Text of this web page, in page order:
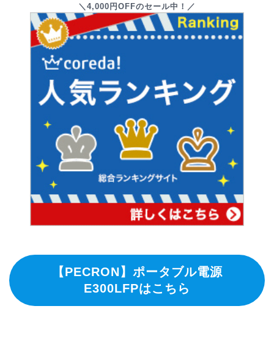
＼4,000円OFFのセール中！／
【PECRON】ポータブル電源
E300LFPはこちら